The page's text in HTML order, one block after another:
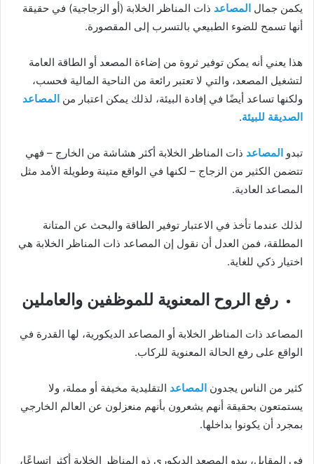
يكمن جمال المصاعد ذات المناظر الخلابة (أو الزجاجية) في حقيقة
أنها تسمح للضوء الطبيعي بالتسرب إلى المقصورة.
هذا يعني أنه يمكن توفير ثروة من إضاءة المصعد أو الطاقة العامة
لتشغيل المصعد، والتي لا تعتبر رائعة من الناحية المالية فحسب،
ولكنها تساعد أيضًا في إفادة البيئة، لذلك يمكن اعتبار من المصاعد
الصديقة للبيئة.
تبدو المصاعد ذات المناظر الخلابة أكثر هشاشة من الخارج – فهي
تتضمن الكثير من الزجاج – لكنها في الواقع متينة وطويلة الأمد مثل
المصاعد العادية.
لذلك عندما تأخذ في الاعتبار توفير الطاقة والبحث عن المتانة
المطلقة، فمن العدل أن نقول إن المصاعد ذات المناظر الخلابة هي
اختيار ذكي للغاية.
رفع الروح المعنوية للموظفين والعاملين
المصاعد ذات المناظر الخلابة أو المصاعد الديكورية، لها القدرة في
الواقع على رفع الحالة المعنوية للركاب.
كثير من الناس يجدون المصاعد التقليدية مخيفة أو مملة، ولا
يستمتعون بحقيقة أنهم يشعرون بأنهم منعزلون عن العالم الخارجي
بمجرد أن يكونوا بداخلها.
في المقابل، يبدو المصعد الديكوري ذو المناظر الخلابة أكثر اتساعًا،